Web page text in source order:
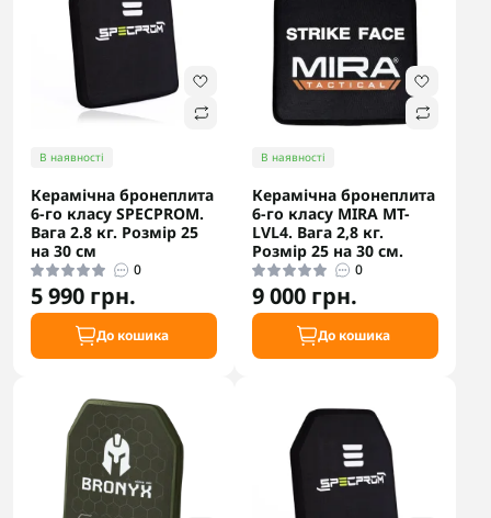
В наявності
Керамічна бронеплита
6-го класу SPECPROM.
Вага 2.8 кг. Розмір 25
на 30 см
0
5 990 грн.
До кошика
В наявності
Керамічна бронеплита
6-го класу MIRA MT-
LVL4. Вага 2,8 кг.
Розмір 25 на 30 см.
0
9 000 грн.
До кошика